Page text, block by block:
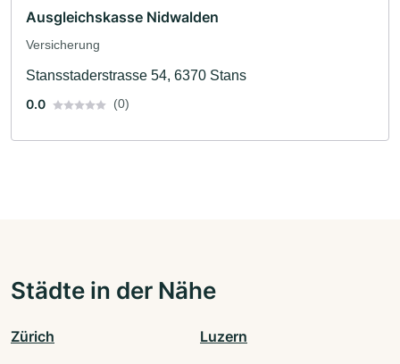
Ausgleichskasse Nidwalden
Versicherung
Stansstaderstrasse 54, 6370 Stans
0.0
(0)
Städte in der Nähe
Zürich Luzern